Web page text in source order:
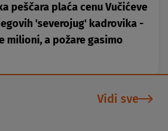
peščara plaća cenu Vučićeve
'severojug' kadrovika -
milioni, a požare gasimo
Vidi sve